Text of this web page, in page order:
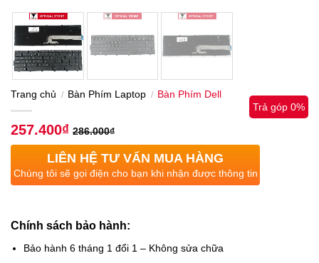
Trang chủ / Bàn Phím Laptop / Bàn Phím Dell
257.400₫ 286.000₫
Trả góp 0%
LIÊN HỆ TƯ VẤN MUA HÀNG
Chúng tôi sẽ gọi điện cho bạn khi nhận được thông tin
Chính sách bảo hành:
Bảo hành 6 tháng 1 đổi 1 – Không sửa chữa